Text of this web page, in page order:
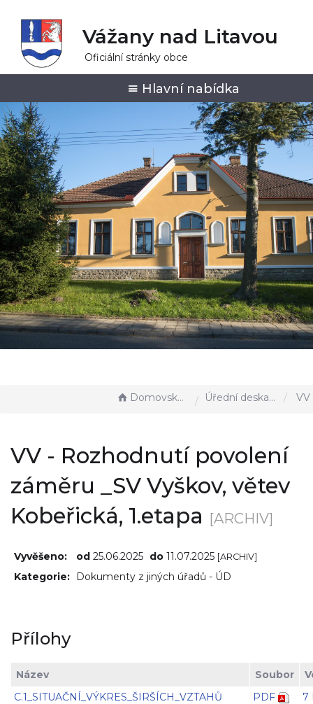
Vážany nad Litavou
Oficiální stránky obce
Hlavní nabídka
Domovská stránka Úřední deska - EÚD VV - Rozhodnutí
VV - Rozhodnutí povolení
záměru _SV Vyškov, větev
Kobeřická, 1.etapa [ARCHIV]
Vyvěšeno: od 25.06.2025 do 11.07.2025 [ARCHIV]
Kategorie: Dokumenty z jiných úřadů - ÚD
Přílohy
Název Soubor
C.1_SITUAČNÍ_VÝKRES_ŠIRŠÍCH_VZTAHŮ
PDF
7